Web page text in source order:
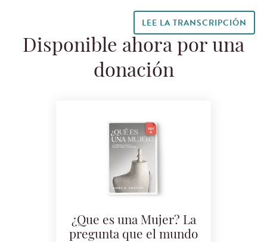
LEE LA TRANSCRIPCIÓN
Disponible ahora por una
donación
¿Que es una Mujer? La
pregunta que el mundo